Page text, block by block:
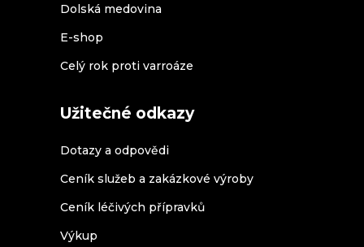
Dolská medovina
E-shop
Celý rok proti varroáze
Užitečné odkazy
Dotazy a odpovědi
Ceník služeb a zakázkové výroby
Ceník léčivých přípravků
Výkup